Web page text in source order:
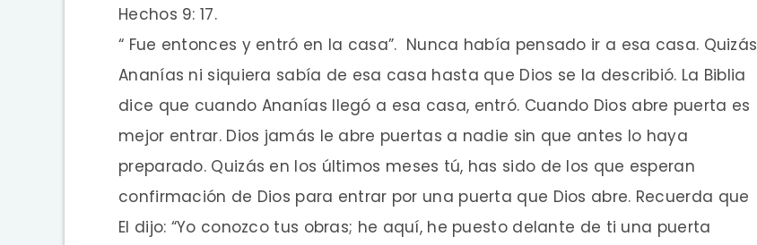
Hechos 9: 17.
“ Fue entonces y entró en la casa”. Nunca había pensado ir a esa casa. Quizás
Ananías ni siquiera sabía de esa casa hasta que Dios se la describió. La Biblia
dice que cuando Ananías llegó a esa casa, entró. Cuando Dios abre puerta es
mejor entrar. Dios jamás le abre puertas a nadie sin que antes lo haya
preparado. Quizás en los últimos meses tú, has sido de los que esperan
confirmación de Dios para entrar por una puerta que Dios abre. Recuerda que
El dijo: “Yo conozco tus obras; he aquí, he puesto delante de ti una puerta